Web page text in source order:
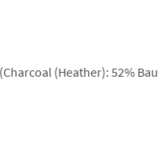
(Heather): 52%